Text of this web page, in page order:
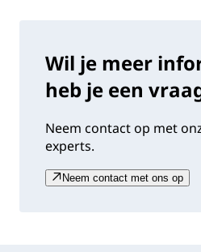
Wil je meer
heb je een
Neem contact op met
experts.
Neem contact met ons op